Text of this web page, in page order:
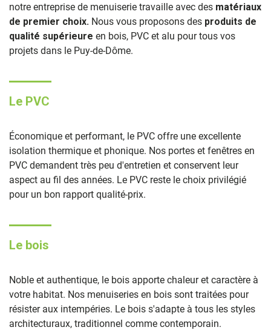
notre entreprise de menuiserie travaille avec des matériaux
de premier choix. Nous vous proposons des produits de
qualité supérieure en bois, PVC et alu pour tous vos
projets dans le Puy-de-Dôme.
Le PVC
Économique et performant, le PVC offre une excellente
isolation thermique et phonique. Nos portes et fenêtres en
PVC demandent très peu d'entretien et conservent leur
aspect au fil des années. Le PVC reste le choix privilégié
pour un bon rapport qualité-prix.
Le bois
Noble et authentique, le bois apporte chaleur et caractère à
votre habitat. Nos menuiseries en bois sont traitées pour
résister aux intempéries. Le bois s'adapte à tous les styles
architecturaux, traditionnel comme contemporain.